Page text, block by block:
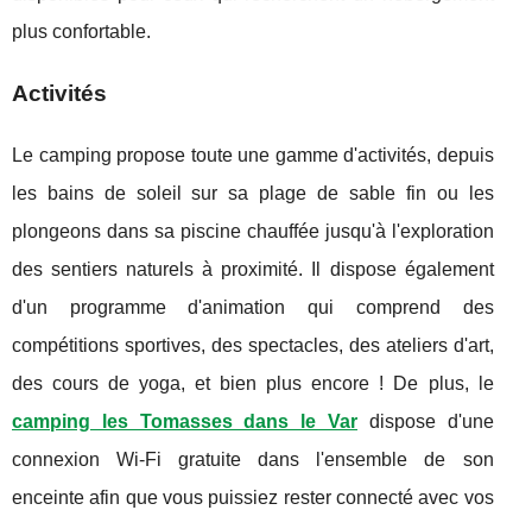
plus confortable.
Activités
Le camping propose toute une gamme d'activités, depuis
les bains de soleil sur sa plage de sable fin ou les
plongeons dans sa piscine chauffée jusqu'à l'exploration
des sentiers naturels à proximité. Il dispose également
d'un programme d'animation qui comprend des
compétitions sportives, des spectacles, des ateliers d'art,
des cours de yoga, et bien plus encore ! De plus, le
camping les Tomasses dans le Var dispose d'une
connexion Wi-Fi gratuite dans l'ensemble de son
enceinte afin que vous puissiez rester connecté avec vos